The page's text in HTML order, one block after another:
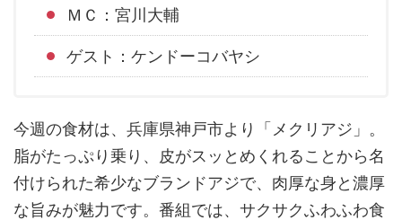
ＭＣ：宮川大輔
ゲスト：ケンドーコバヤシ
今週の食材は、兵庫県神戸市より「メクリアジ」。
脂がたっぷり乗り、皮がスッとめくれることから名
付けられた希少なブランドアジで、肉厚な身と濃厚
な旨みが魅力です。番組では、サクサクふわふわ食